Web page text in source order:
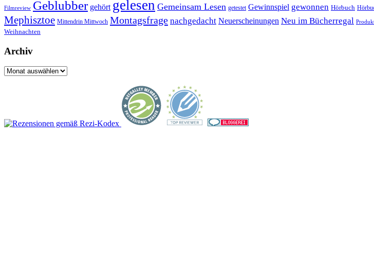
Filmreview Geblubber gehört gelesen Gemeinsam Lesen getestet Gewinnspiel gewonnen Hörbuch
Mephisztoe Mittendrin Mittwoch Montagsfrage nachgedacht Neuerscheinungen Neu im Bücherregal
Weihnachten
Archiv
Archiv